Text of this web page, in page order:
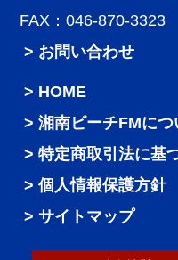
FAX：046-870-3323
> お問い合わせ
HOME
湘南ビーチFMにつ
特定商取引法に基
個人情報保護方針
サイトマップ